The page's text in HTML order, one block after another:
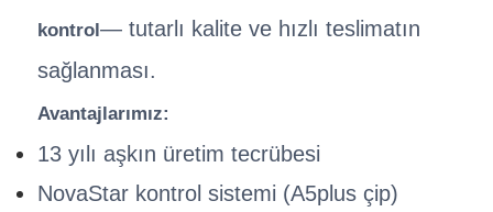
kontrol— tutarlı kalite ve hızlı teslimatın
sağlanması.
Avantajlarımız:
13 yılı aşkın üretim tecrübesi
NovaStar kontrol sistemi (A5plus çip)